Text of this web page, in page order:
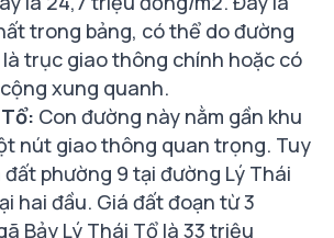
trong bảng, có thể do đường
trục giao thông chính hoặc có
xung quanh.
Con đường này nằm gần khu
nút giao thông quan trọng. Tuy
phường 9 tại đường Lý Thái
hai đầu. Giá đất đoạn từ 3
Bảy Lý Thái Tổ là 33 triệu